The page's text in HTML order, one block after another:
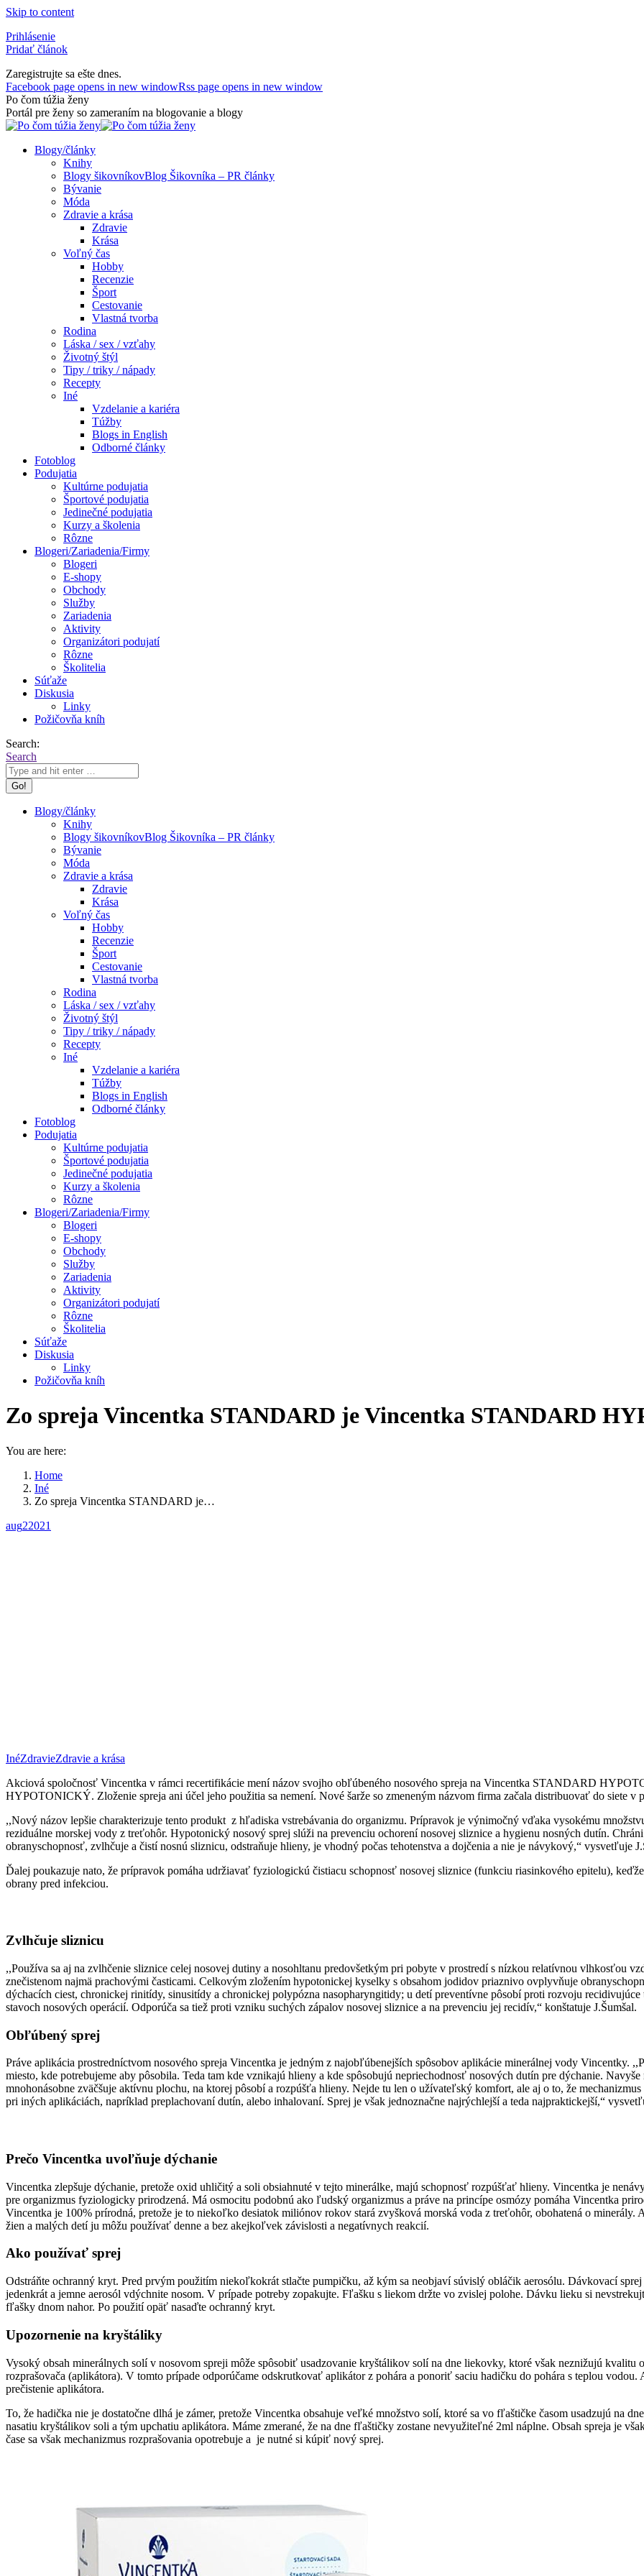
Skip to content
Prihlásenie
Pridať článok
Zaregistrujte sa ešte dnes.
Facebook page opens in new windowRss page opens in new window
Po čom túžia ženy
Portál pre ženy so zameraním na blogovanie a blogy
Blogy/články
Knihy
Blogy šikovníkovBlog Šikovníka – PR články
Bývanie
Móda
Zdravie a krása
Zdravie
Krása
Voľný čas
Hobby
Recenzie
Šport
Cestovanie
Vlastná tvorba
Rodina
Láska / sex / vzťahy
Životný štýl
Tipy / triky / nápady
Recepty
Iné
Vzdelanie a kariéra
Túžby
Blogs in English
Odborné články
Fotoblog
Podujatia
Kultúrne podujatia
Športové podujatia
Jedinečné podujatia
Kurzy a školenia
Rôzne
Blogeri/Zariadenia/Firmy
Blogeri
E-shopy
Obchody
Služby
Zariadenia
Aktivity
Organizátori podujatí
Rôzne
Školitelia
Súťaže
Diskusia
Linky
Požičovňa kníh
Search:
Search
Blogy/články
Knihy
Blogy šikovníkovBlog Šikovníka – PR články
Bývanie
Móda
Zdravie a krása
Zdravie
Krása
Voľný čas
Hobby
Recenzie
Šport
Cestovanie
Vlastná tvorba
Rodina
Láska / sex / vzťahy
Životný štýl
Tipy / triky / nápady
Recepty
Iné
Vzdelanie a kariéra
Túžby
Blogs in English
Odborné články
Fotoblog
Podujatia
Kultúrne podujatia
Športové podujatia
Jedinečné podujatia
Kurzy a školenia
Rôzne
Blogeri/Zariadenia/Firmy
Blogeri
E-shopy
Obchody
Služby
Zariadenia
Aktivity
Organizátori podujatí
Rôzne
Školitelia
Súťaže
Diskusia
Linky
Požičovňa kníh
Zo spreja Vincentka STANDARD je Vincentka STANDARD
You are here:
Home
Iné
Zo spreja Vincentka STANDARD je…
aug22021
InéZdravieZdravie a krása
Akciová spoločnosť Vincentka v rámci recertifikácie mení názov svojho obľúbeného nosového spreja na Vincentka STANDARD
HYPOTONICKÝ. Zloženie spreja ani účel jeho použitia sa nemení. Nové šarže so zmeneným názvom firma začala distribuovať do siete
,,Nový názov lepšie charakterizuje tento produkt z hľadiska vstrebávania do organizmu. Prípravok je výnimočný vďaka vysokému
reziduálne morskej vody z treťohôr. Hypotonický nosový sprej slúži na prevenciu ochorení nosovej sliznice a hygienu nosných dutín.
obranyschopnosť, zvlhčuje a čistí nosnú sliznicu, odstraňuje hlieny, je vhodný počas tehotenstva a dojčenia a nie je návykový,“ vysvetľuje
Ďalej poukazuje nato, že prípravok pomáha udržiavať fyziologickú čistiacu schopnosť nosovej sliznice (funkciu riasinkového epitelu),
obrany pred infekciou.
Zvlhčuje sliznicu
,,Používa sa aj na zvlhčenie sliznice celej nosovej dutiny a nosohltanu predovšetkým pri pobyte v prostredí s nízkou relatívnou vlhkosťou
znečistenom najmä prachovými časticami. Celkovým zložením hypotonickej kyselky s obsahom jodidov priaznivo ovplyvňuje
dýchacích ciest, chronickej rinitídy, sinusitídy a chronickej polypózna nasopharyngitidy; u detí preventívne pôsobí proti rozvoju
stavoch nosových operácií. Odporúča sa tiež proti vzniku suchých zápalov nosovej sliznice a na prevenciu jej recidív,“ konštatuje J.Šumšal.
Obľúbený sprej
Práve aplikácia prostredníctvom nosového spreja Vincentka je jedným z najobľúbenejších spôsobov aplikácie minerálnej vody Vincentky.
miesto, kde potrebujeme aby pôsobila. Teda tam kde vznikajú hlieny a kde spôsobujú nepriechodnosť nosových dutín pre dýchanie.
mnohonásobne zväčšuje aktívnu plochu, na ktorej pôsobí a rozpúšťa hlieny. Nejde tu len o užívateľský komfort, ale aj o to, že
pri iných aplikáciách, napríklad preplachovaní dutín, alebo inhalovaní. Sprej je však jednoznačne najrýchlejší a teda najpraktickejší,“
Prečo Vincentka uvoľňuje dýchanie
Vincentka zlepšuje dýchanie, pretože oxid uhličitý a soli obsiahnuté v tejto minerálke, majú schopnosť rozpúšťať hlieny. Vincentka je
pre organizmus fyziologicky prirodzená. Má osmocitu podobnú ako ľudský organizmus a práve na princípe osmózy pomáha Vincentka
Vincentka je 100% prírodná, pretože je to niekoľko desiatok miliónov rokov stará zvyšková morská voda z treťohôr, obohatená o
žien a malých detí ju môžu používať denne a bez akejkoľvek závislosti a negatívnych reakcií.
Ako používať sprej
Odstráňte ochranný kryt. Pred prvým použitím niekoľkokrát stlačte pumpičku, až kým sa neobjaví súvislý obláčik aerosólu. Dávkovací
jedenkrát a jemne aerosól vdýchnite nosom. V prípade potreby zopakujte. Fľašku s liekom držte vo zvislej polohe. Dávku lieku si
fľašky dnom nahor. Po použití opäť nasaďte ochranný kryt.
Upozornenie na kryštáliky
Vysoký obsah minerálnych solí v nosovom spreji môže spôsobiť usadzovanie kryštálikov solí na dne liekovky, ktoré však neznižujú kvalitu
rozprašovača (aplikátora). V tomto prípade odporúčame odskrutkovať aplikátor z pohára a ponoriť saciu hadičku do pohára s teplou
prečistenie aplikátora.
To, že hadička nie je dostatočne dlhá je zámer, pretože Vincentka obsahuje veľké množstvo solí, ktoré sa vo fľaštičke časom usadzujú na
nasatiu kryštálikov soli a tým upchatiu aplikátora. Máme zmerané, že na dne fľaštičky zostane nevyužiteľné 2ml náplne. Obsah spreja je
čase sa však mechanizmus rozprašovania opotrebuje a je nutné si kúpiť nový sprej.